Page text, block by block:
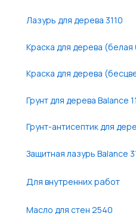
Лазурь для дерева 3110
Краска для дерева (белая
Краска для дерева
Грунт для дерева Balance
Грунт-антисептик для
Защитная лазурь Balance
Для внутренних работ
Масло для стен 2540